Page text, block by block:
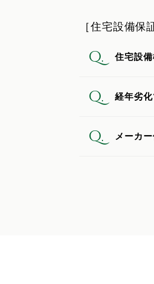
［住宅設備保
Q. 住宅設
Q. 経年劣
Q. メーカ